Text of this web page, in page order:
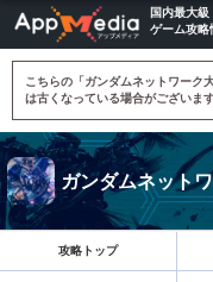
国内最大級
ゲーム攻略
こちらの「ガンダムネットワーク
は古くなっている場合がございま
ガンダムネット
攻略トップ